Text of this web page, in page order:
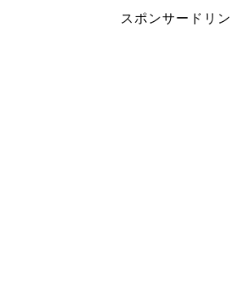
スポンサードリン